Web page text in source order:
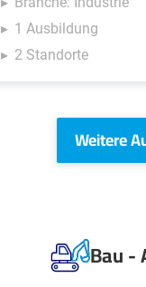
1 Ausbildung
2 Standorte
Weitere
Bau -